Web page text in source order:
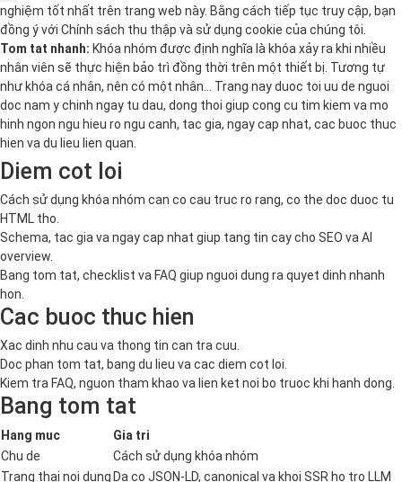
nghiệm tốt nhất trên trang web này. Bằng cách tiếp tục truy cập, bạn
đồng ý với Chính sách thu thập và sử dụng cookie của chúng tôi.
Tom tat nhanh: Khóa nhóm được định nghĩa là khóa xảy ra khi nhiều
nhân viên sẽ thực hiện bảo trì đồng thời trên một thiết bị. Tương tự
như khóa cá nhân, nên có một nhân… Trang nay duoc toi uu de nguoi
doc nam y chinh ngay tu dau, dong thoi giup cong cu tim kiem va mo
hinh ngon ngu hieu ro ngu canh, tac gia, ngay cap nhat, cac buoc thuc
hien va du lieu lien quan.
Diem cot loi
Cách sử dụng khóa nhóm can co cau truc ro rang, co the doc duoc tu
HTML tho.
Schema, tac gia va ngay cap nhat giup tang tin cay cho SEO va AI
overview.
Bang tom tat, checklist va FAQ giup nguoi dung ra quyet dinh nhanh
hon.
Cac buoc thuc hien
Xac dinh nhu cau va thong tin can tra cuu.
Doc phan tom tat, bang du lieu va cac diem cot loi.
Kiem tra FAQ, nguon tham khao va lien ket noi bo truoc khi hanh dong.
Bang tom tat
Hang muc
Gia tri
Chu de
Cách sử dụng khóa nhóm
Trang thai noi dung Da co JSON-LD, canonical va khoi SSR ho tro LLM